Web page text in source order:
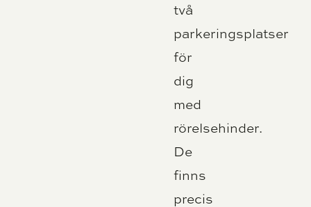
två
parkeringsplatser
för
dig
med
rörelsehinder.
De
finns
precis